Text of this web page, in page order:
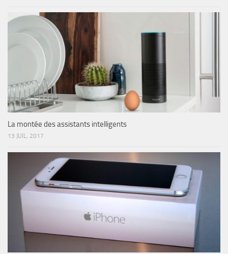
La montée des assistants intelligents
13 JUIL, 2017